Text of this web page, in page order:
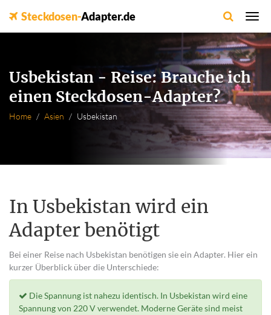
Steckdosen-Adapter.de
Usbekistan - Reise: Brauche ich
einen Steckdosen-Adapter?
Home Asien Usbekistan
In Usbekistan wird ein
Adapter benötigt
Bei einer Reise nach Usbekistan benötigen sie ein Adapter. Hier ein
kurzer Überblick über die Unterschiede:
Die Spannung ist nahezu identisch. In Usbekistan wird eine
Spannung von 220 V verwendet. Moderne Geräte sind meist